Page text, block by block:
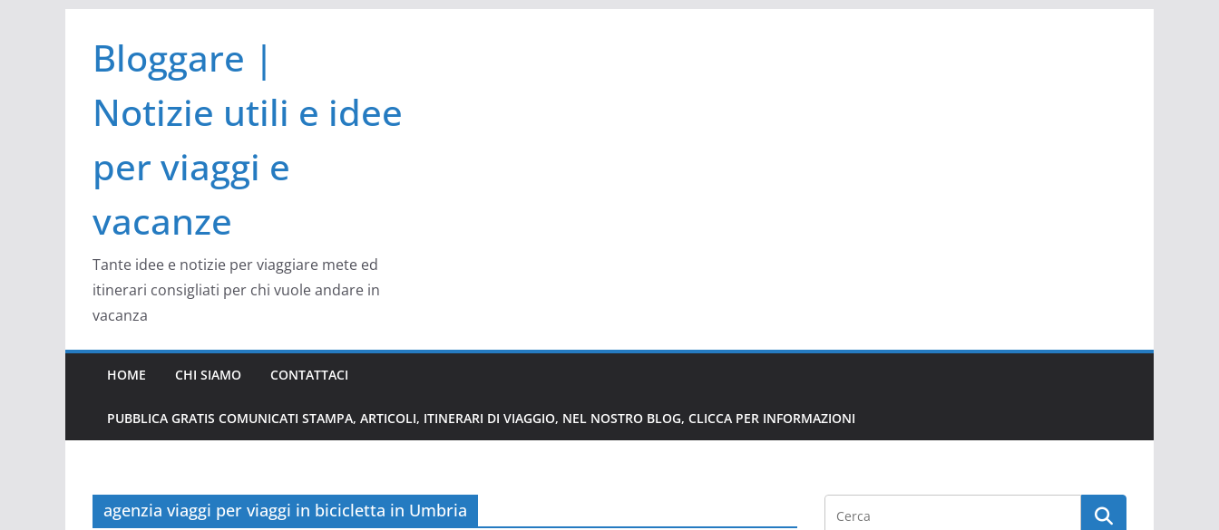
contenuto
Bloggare |
Notizie utili e idee
per viaggi e
vacanze
Tante idee e notizie per viaggiare mete ed
itinerari consigliati per chi vuole andare in
vacanza
HOME CHI SIAMO CONTATTACI
PUBBLICA GRATIS COMUNICATI STAMPA, ARTICOLI, ITINERARI DI VIAGGIO, NEL NOSTRO BLOG, CLICCA PER INFORMAZIONI
agenzia viaggi per viaggi in bicicletta in Umbria